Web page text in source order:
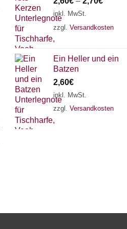
inkl. MwSt.
zzgl. Versandkosten
Ein Heller und ein
Batzen
2,60€
inkl. MwSt.
zzgl. Versandkosten